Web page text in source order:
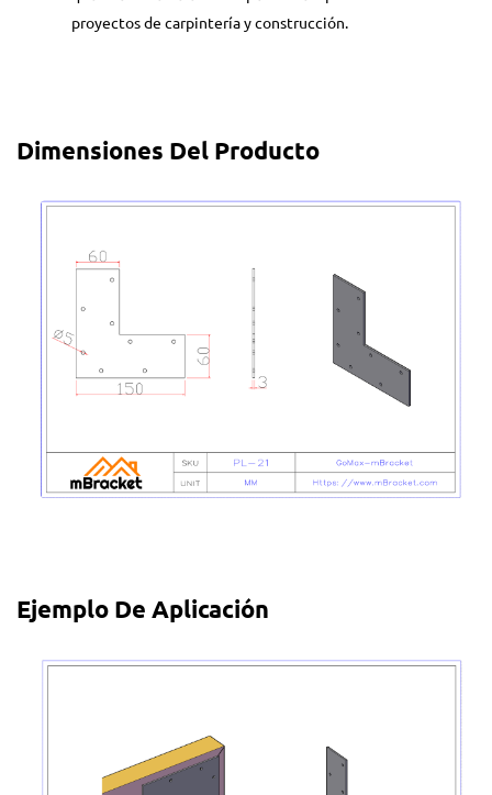
proyectos de carpintería y construcción.
Dimensiones Del Producto
Ejemplo De Aplicación